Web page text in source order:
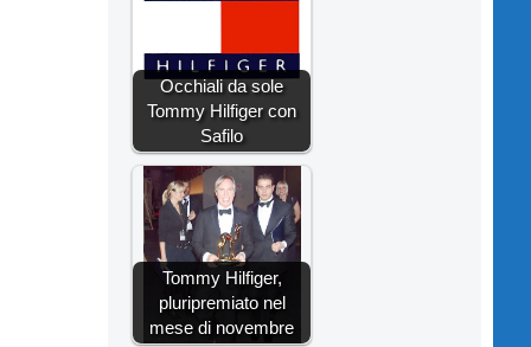
Occhiali da sole
Tommy Hilfiger con
Safilo
Tommy Hilfiger,
pluripremiato nel
mese di novembre